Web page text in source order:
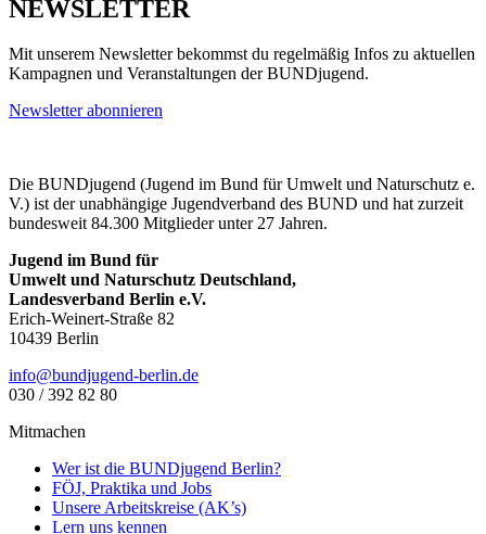
NEWSLETTER
Mit unserem Newsletter bekommst du regelmäßig Infos zu aktuellen
Kampagnen und Veranstaltungen der BUNDjugend.
Newsletter abonnieren
Die BUNDjugend (Jugend im Bund für Umwelt und Naturschutz e.
V.) ist der unabhängige Jugendverband des BUND und hat zurzeit
bundesweit 84.300 Mitglieder unter 27 Jahren.
Jugend im Bund für
Umwelt und Naturschutz Deutschland,
Landesverband Berlin e.V.
Erich-Weinert-Straße 82
10439 Berlin
ed.nilreb-dnegujdnub@ofni
030 / 392 82 80
Mitmachen
Wer ist die BUNDjugend Berlin?
FÖJ, Praktika und Jobs
Unsere Arbeitskreise (AK’s)
Lern uns kennen